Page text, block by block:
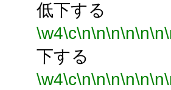
低下する
\w4\c\n\n\n\n\n\n
下する
\w4\c\n\n\n\n\n\n